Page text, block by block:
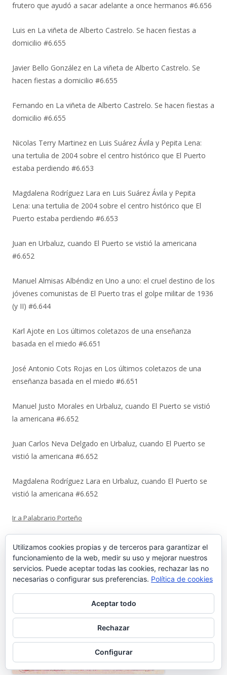
frutero que ayudó a sacar adelante a once hermanos #6.656
Luis en La viñeta de Alberto Castrelo. Se hacen fiestas a
domicilio #6.655
Javier Bello González en La viñeta de Alberto Castrelo. Se
hacen fiestas a domicilio #6.655
Fernando en La viñeta de Alberto Castrelo. Se hacen fiestas a
domicilio #6.655
Nicolas Terry Martinez en Luis Suárez Ávila y Pepita Lena:
una tertulia de 2004 sobre el centro histórico que El Puerto
estaba perdiendo #6.653
Magdalena Rodríguez Lara en Luis Suárez Ávila y Pepita
Lena: una tertulia de 2004 sobre el centro histórico que El
Puerto estaba perdiendo #6.653
Juan en Urbaluz, cuando El Puerto se vistió la americana
#6.652
Manuel Almisas Albéndiz en Uno a uno: el cruel destino de los
jóvenes comunistas de El Puerto tras el golpe militar de 1936
(y II) #6.644
Karl Ajote en Los últimos coletazos de una enseñanza
basada en el miedo #6.651
José Antonio Cots Rojas en Los últimos coletazos de una
enseñanza basada en el miedo #6.651
Manuel Justo Morales en Urbaluz, cuando El Puerto se vistió
la americana #6.652
Juan Carlos Neva Delgado en Urbaluz, cuando El Puerto se
vistió la americana #6.652
Magdalena Rodríguez Lara en Urbaluz, cuando El Puerto se
vistió la americana #6.652
Ir a Palabrario Porteño
Utilizamos cookies propias y de terceros para garantizar el
funcionamiento de la web, medir su uso y mejorar nuestros
servicios. Puede aceptar todas las cookies, rechazar las no
necesarias o configurar sus preferencias. Política de cookies
Aceptar todo
Rechazar
Configurar